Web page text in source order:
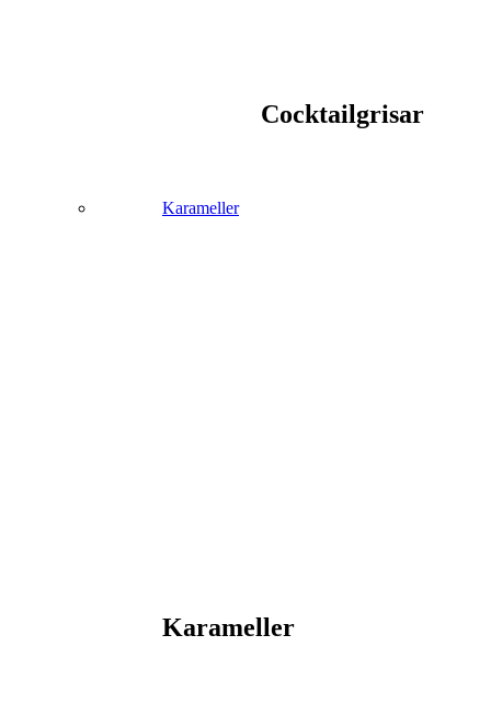
Cocktailgrisar
Karameller
Karameller